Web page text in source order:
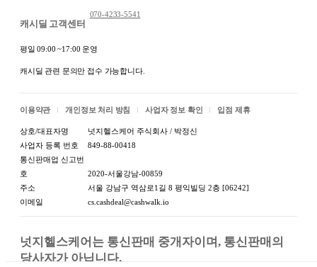
캐시딜 고객센터
070-4233-5541
평일 09:00 ~17:00 운영
캐시딜 관련 문의만 접수 가능합니다.
이용약관 개인정보 처리 방침 사업자 정보 확인 입점 제휴
상호/대표자명
넛지헬스케어 주식회사 / 박정신
사업자 등록 번호
849-88-00418
통신판매업 신고번
호
2020-서울강남-00859
주소
서울 강남구 역삼로1길 8 평익빌딩 2층 [06242]
이메일
cs.cashdeal@cashwalk.io
넛지헬스케어는 통신판매 중개자이며, 통신판매의
당사자가 아닙니다.